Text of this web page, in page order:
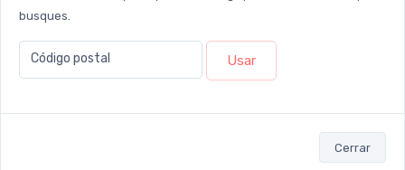
busques.
Código postal Usar
Cerrar